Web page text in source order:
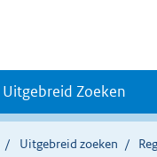
Uitgebreid Zoeken
Uitgebreid zoeken